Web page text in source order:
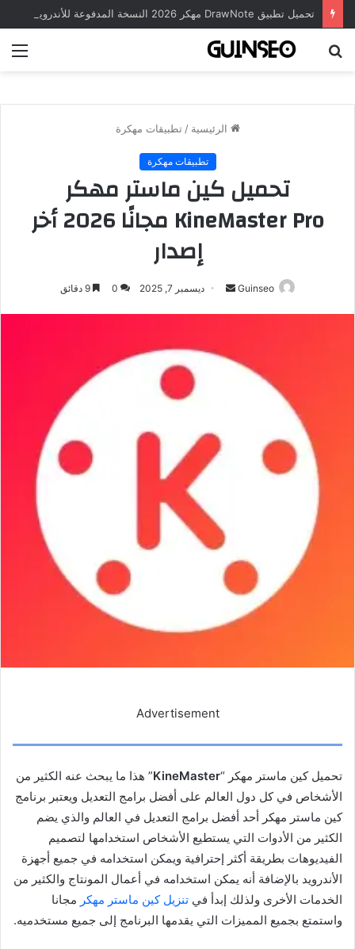
الرئيسية / تطبيقات مهكرة
تطبيقات مهكرة
تحميل كين ماستر مهكر
KineMaster Pro مجانًا 2026 أخر
إصدار
Guinseo
أرسل ديسمبر 7, 2025 0
Advertisement
تحميل كين ماستر مهكر “KineMaster” هذا ما يبحث عنه الكثير من
الأشخاص في كل دول العالم على أفضل برامج التعديل ويعتبر برنامج
كين ماستر مهكر أحد أفضل برامج التعديل في العالم والذي يضم
الكثير من الأدوات التي يستطيع الأشخاص استخدامها لتصميم
الفيديوهات بطريقة أكثر إحترافية ويمكن استخدامه في جميع أجهزة
الأندرويد بالإضافة أنه يمكن استخدامه في أعمال المونتاج والكثير من
الخدمات الأخرى ولذلك إبدأ في تنزيل كين ماستر مهكر مجانا
واستمتع بجميع المميزات التي يقدمها البرنامج إلى جميع مستخدميه.